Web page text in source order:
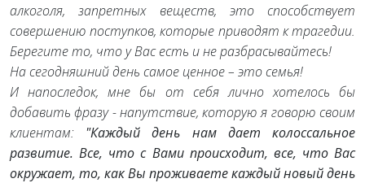
алкоголя, запретных веществ, это способствует
совершению поступков, которые приводят к трагедии.
Берегите то, что у Вас есть и не разбрасывайтесь!
На сегодняшний день самое ценное – это семья!
И напоследок, мне бы от себя лично хотелось бы
добавить фразу - напутствие, которую я говорю своим
клиентам: "Каждый день нам дает колоссальное
развитие. Все, что с Вами происходит, все, что Вас
окружает, то, как Вы проживаете каждый новый день